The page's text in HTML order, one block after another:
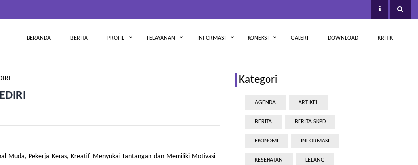
BERANDA BERITA PROFIL PELAYANAN INFORMASI KONEKSI GALERI DOWNLOAD KRITIK
Muda, Pekerja Keras, Kreatif, Menyukai Tantangan dan Memiliki Motivasi
Kategori
AGENDA ARTIKEL
BERITA BERITA SKPD
EKONOMI INFORMASI
KESEHATAN LELANG